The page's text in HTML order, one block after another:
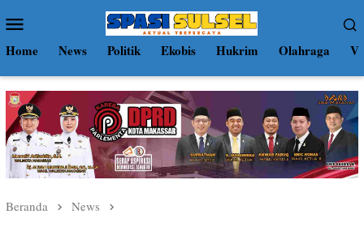
ke
kontenMobile
Home News Politik Ekobis Hukrim Olahraga
Beranda News